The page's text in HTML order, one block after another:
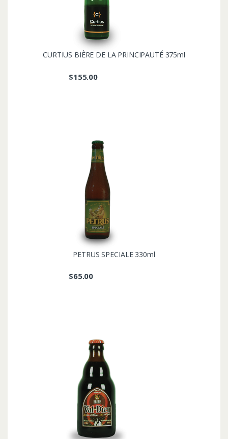
CURTIUS BIÈRE DE LA PRINCIPAUTÉ 375ml
$155.00
PETRUS SPECIALE 330ml
$65.00